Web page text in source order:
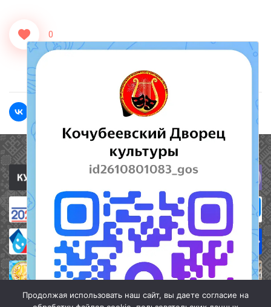
0
Полезные ссылки
Продолжая использовать наш сайт, вы даете согласие на